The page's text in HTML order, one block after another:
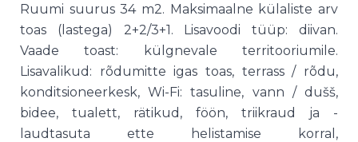
Ruumi suurus 34 m2. Maksimaalne külaliste arv
toas (lastega) 2+2/3+1. Lisavoodi tüüp: diivan.
Vaade toast: külgnevale territooriumile.
Lisavalikud: rõdumitte igas toas, terrass / rõdu,
konditsioneerkesk, Wi-Fi: tasuline, vann / dušš,
bidee, tualett, rätikud, föön, triikraud ja -
laudtasuta ette helistamise korral,